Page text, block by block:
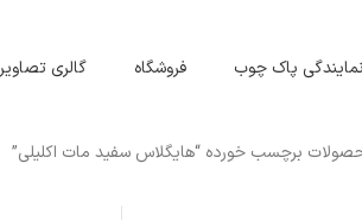
نمایندگی پاک چوب فروشگاه گالری تصاویر
برچسب خورده “هایگلاس سفید مات اکلیلی”